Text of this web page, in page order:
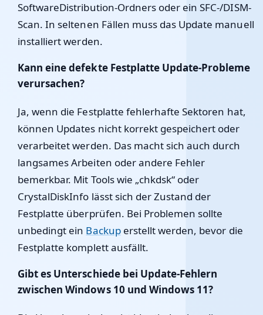
SoftwareDistribution-Ordners oder ein SFC-/DISM-
Scan. In seltenen Fällen muss das Update manuell
installiert werden.
Kann eine defekte Festplatte Update-Probleme
verursachen?
Ja, wenn die Festplatte fehlerhafte Sektoren hat,
können Updates nicht korrekt gespeichert oder
verarbeitet werden. Das macht sich auch durch
langsames Arbeiten oder andere Fehler
bemerkbar. Mit Tools wie „chkdsk“ oder
CrystalDiskInfo lässt sich der Zustand der
Festplatte überprüfen. Bei Problemen sollte
unbedingt ein Backuperstellt werden, bevor die
Festplatte komplett ausfällt.
Gibt es Unterschiede bei Update-Fehlern
zwischen Windows 10 und Windows 11?